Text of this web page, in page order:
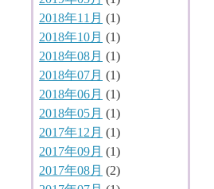
2018年11月 (1)
2018年10月 (1)
2018年08月 (1)
2018年07月 (1)
2018年06月 (1)
2018年05月 (1)
2017年12月 (1)
2017年09月 (1)
2017年08月 (2)